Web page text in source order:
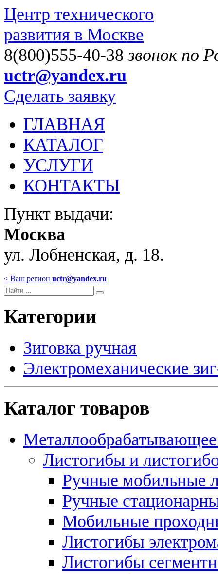
Центр технического
развития в Москве
8(800)555-40-38звонок по
uctr@yandex.ru
Сделать заявку
ГЛАВНАЯ
КАТАЛОГ
УСЛУГИ
КОНТАКТЫ
Пункт выдачи:
Москва
ул. Лобненская, д. 18.
< Ваш регион uctr@yandex.ru
Категории
Зиговка ручная
Электромеханические
Каталог товаров
Металлообрабатывающее
Листогибы и
Ручные мобильные
Ручные
Мобильные
Листогибы
Листогибы